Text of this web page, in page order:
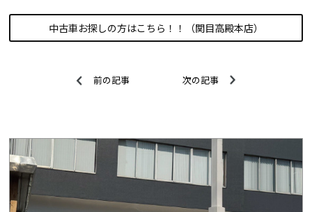
中古車お探しの方はこちら！！（関目高殿本店）
前の記事 次の記事